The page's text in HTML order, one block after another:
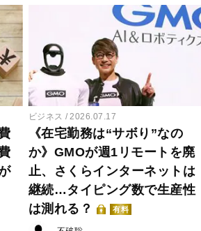
ビジネス 2026.07.17
《在宅勤務は“サボり”なの
か》GMOが週1リモートを廃
止、さくらインターネットは
継続…タイピング数で生産性
は測れる？
有料